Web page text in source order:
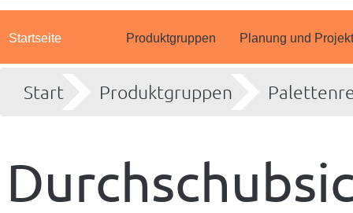
Startseite Produktgruppen Planung und
Start Produktgruppen